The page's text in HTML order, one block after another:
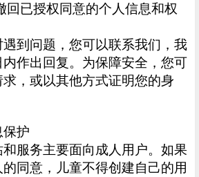
回已授权同意的个人信息和权
到问题，您可以联系我们，我
作出回复。为保障安全，您可
，或以其他方式证明您的身
保护
服务主要面向成人用户。如果
同意，儿童不得创建自己的用